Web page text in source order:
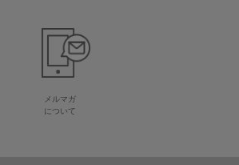
メルマガ
について